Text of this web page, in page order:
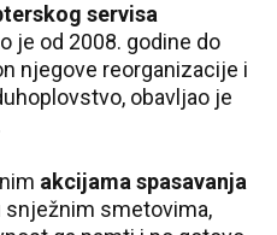
servisa
je od 2008. godine do
njegove reorganizacije i
obavljao je
akcijama spasavanja
snježnim smetovima,